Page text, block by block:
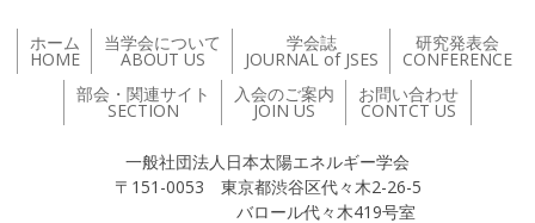
ホーム
HOME
当学会について
ABOUT US
学会誌
JOURNAL of JSES
研究発表会
CONFERENCE
部会・関連サイト
SECTION
入会のご案内
JOIN US
お問い合わせ
CONTCT US
一般社団法人日本太陽エネルギー学会
〒151-0053 東京都渋谷区代々木2-26-5
バロール代々木419号室